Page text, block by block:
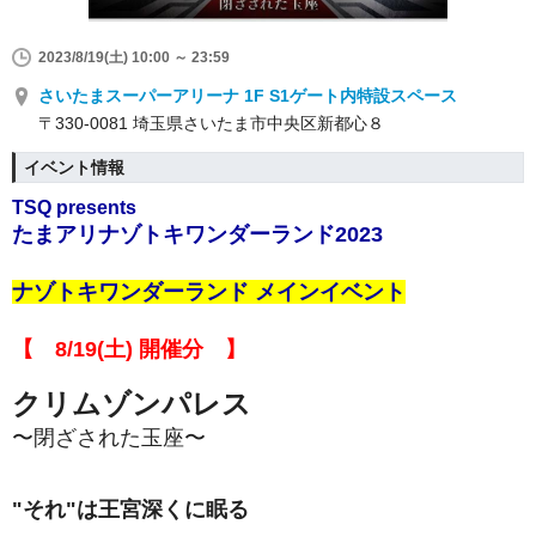
2023/8/19(土) 10:00 ～ 23:59
さいたまスーパーアリーナ 1F S1ゲート内特設スペース
〒330-0081 埼玉県さいたま市中央区新都心８
イベント情報
TSQ presents
たまアリナゾトキワンダーランド2023
ナゾトキワンダーランド メインイベント
【 8/19(土) 開催分 】
クリムゾンパレス
〜閉ざされた玉座〜
"それ"は王宮深くに眠る